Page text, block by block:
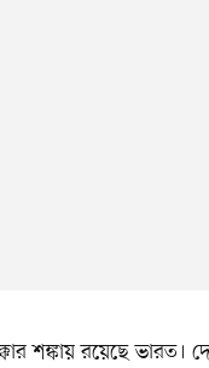
শঙ্কায় রয়েছে ভারত।